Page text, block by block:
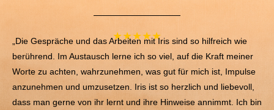
★★★★★
„Die Gespräche und das Arbeiten mit Iris sind so hilfreich wie
berührend. Im Austausch lerne ich so viel, auf die Kraft meiner
Worte zu achten, wahrzunehmen, was gut für mich ist, Impulse
anzunehmen und umzusetzen. Iris ist so herzlich und liebevoll,
dass man gerne von ihr lernt und ihre Hinweise annimmt. Ich bin